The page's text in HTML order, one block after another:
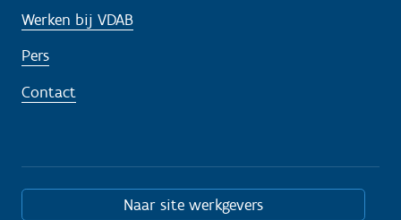
Werken bij VDAB
Pers
Contact
Naar site werkgevers